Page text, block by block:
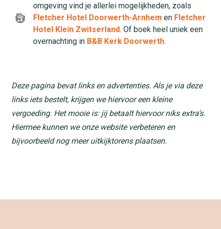
omgeving vind je allerlei mogelijkheden, zoals
Fletcher Hotel Doorwerth-Arnhem en Fletcher
Hotel Klein Zwitserland. Of boek heel uniek een
overnachting in B&B Kerk Doorwerth.
Deze pagina bevat links en advertenties. Als je via deze
links iets bestelt, krijgen we hiervoor een kleine
vergoeding. Het mooie is: jij betaalt hiervoor niks extra’s.
Hiermee kunnen we onze website verbeteren en
bijvoorbeeld nog meer uitkijktorens plaatsen.